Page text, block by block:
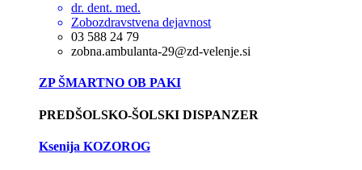
dr. dent. med.
Zobozdravstvena dejavnost
03 588 24 79
zobna.ambulanta-29@zd-velenje.si
ZP ŠMARTNO OB PAKI
PREDŠOLSKO-ŠOLSKI DISPANZER
Ksenija KOZOROG